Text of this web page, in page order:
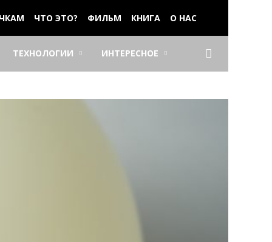
ЧТО ЭТО? ФИЛЬМ КНИГА О НАС
ТЕХНОЛОГИИ ИНТЕРЕСНОЕ